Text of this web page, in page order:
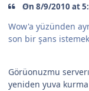
On 8/9/2010 at
Wow'a yüzünden
son bir şans
Görüonuzmu
yeniden yuva kurma